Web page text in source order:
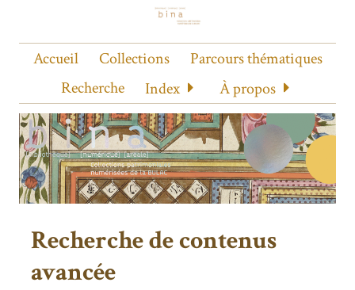
Accueil Collections
Parcours thématiques
Recherche
Index À propos
Recherche de contenus
avancée